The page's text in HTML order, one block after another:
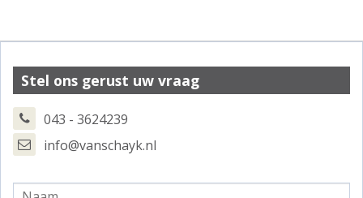
Stel ons gerust uw vraag
043 - 3624239
info@vanschayk.nl